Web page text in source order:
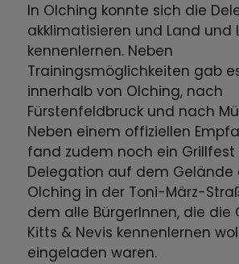
In Olching konnte sich die
akklimatisieren und Land und
kennenlernen. Neben
Trainingsmöglichkeiten gab
innerhalb von Olching, nach
Fürstenfeldbruck und nach
Neben einem offiziellen
fand zudem noch ein Grillfest
Delegation auf dem Gelände
Olching in der Toni-März-
dem alle BürgerInnen, die die
Kitts & Nevis kennenlernen
eingeladen waren.